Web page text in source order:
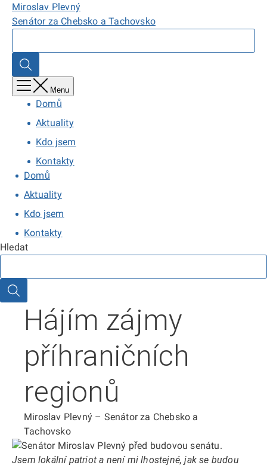
Přejít
obsahu
Domů,
Miroslav
Miroslav Plevný
Senátor za Chebsko a Tachovsko
Hledat
Menu
Domů
Aktuality
Kdo jsem
Kontakty
Domů
Aktuality
Kdo jsem
Kontakty
Hledat
Hledat
Hájím zájmy
příhraničních
regionů
Miroslav Plevný – Senátor za Chebsko a
Tachovsko
Jsem lokální patriot a není mi lhostejné, jak se budou